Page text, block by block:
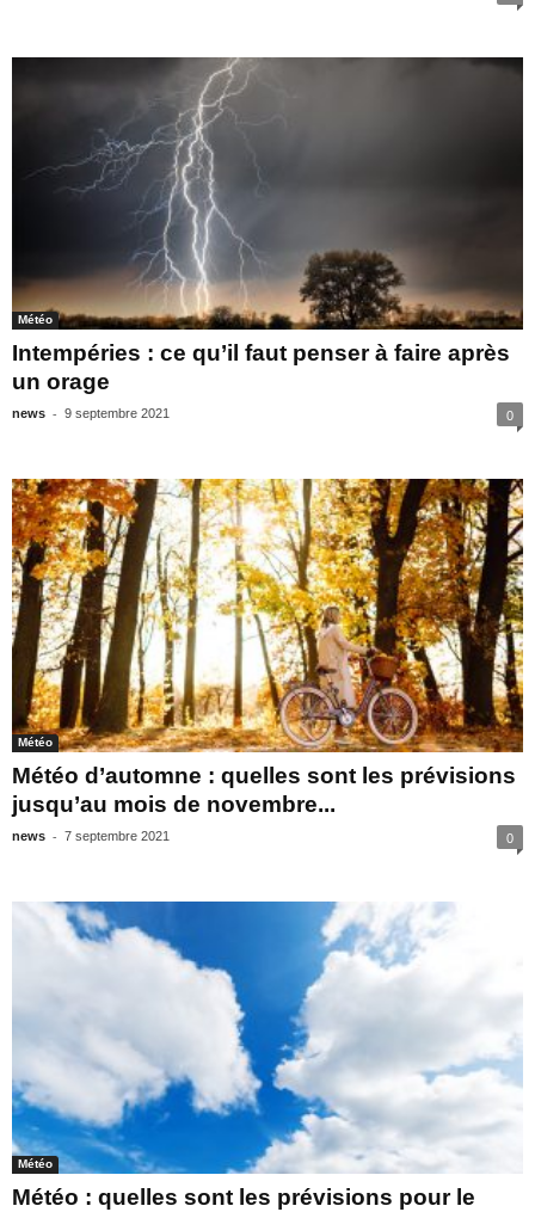
Météo
Intempéries : ce qu’il faut penser à faire après
un orage
news - 9 septembre 2021 0
Météo
Météo d’automne : quelles sont les prévisions
jusqu’au mois de novembre...
news - 7 septembre 2021 0
Météo
Météo : quelles sont les prévisions pour le